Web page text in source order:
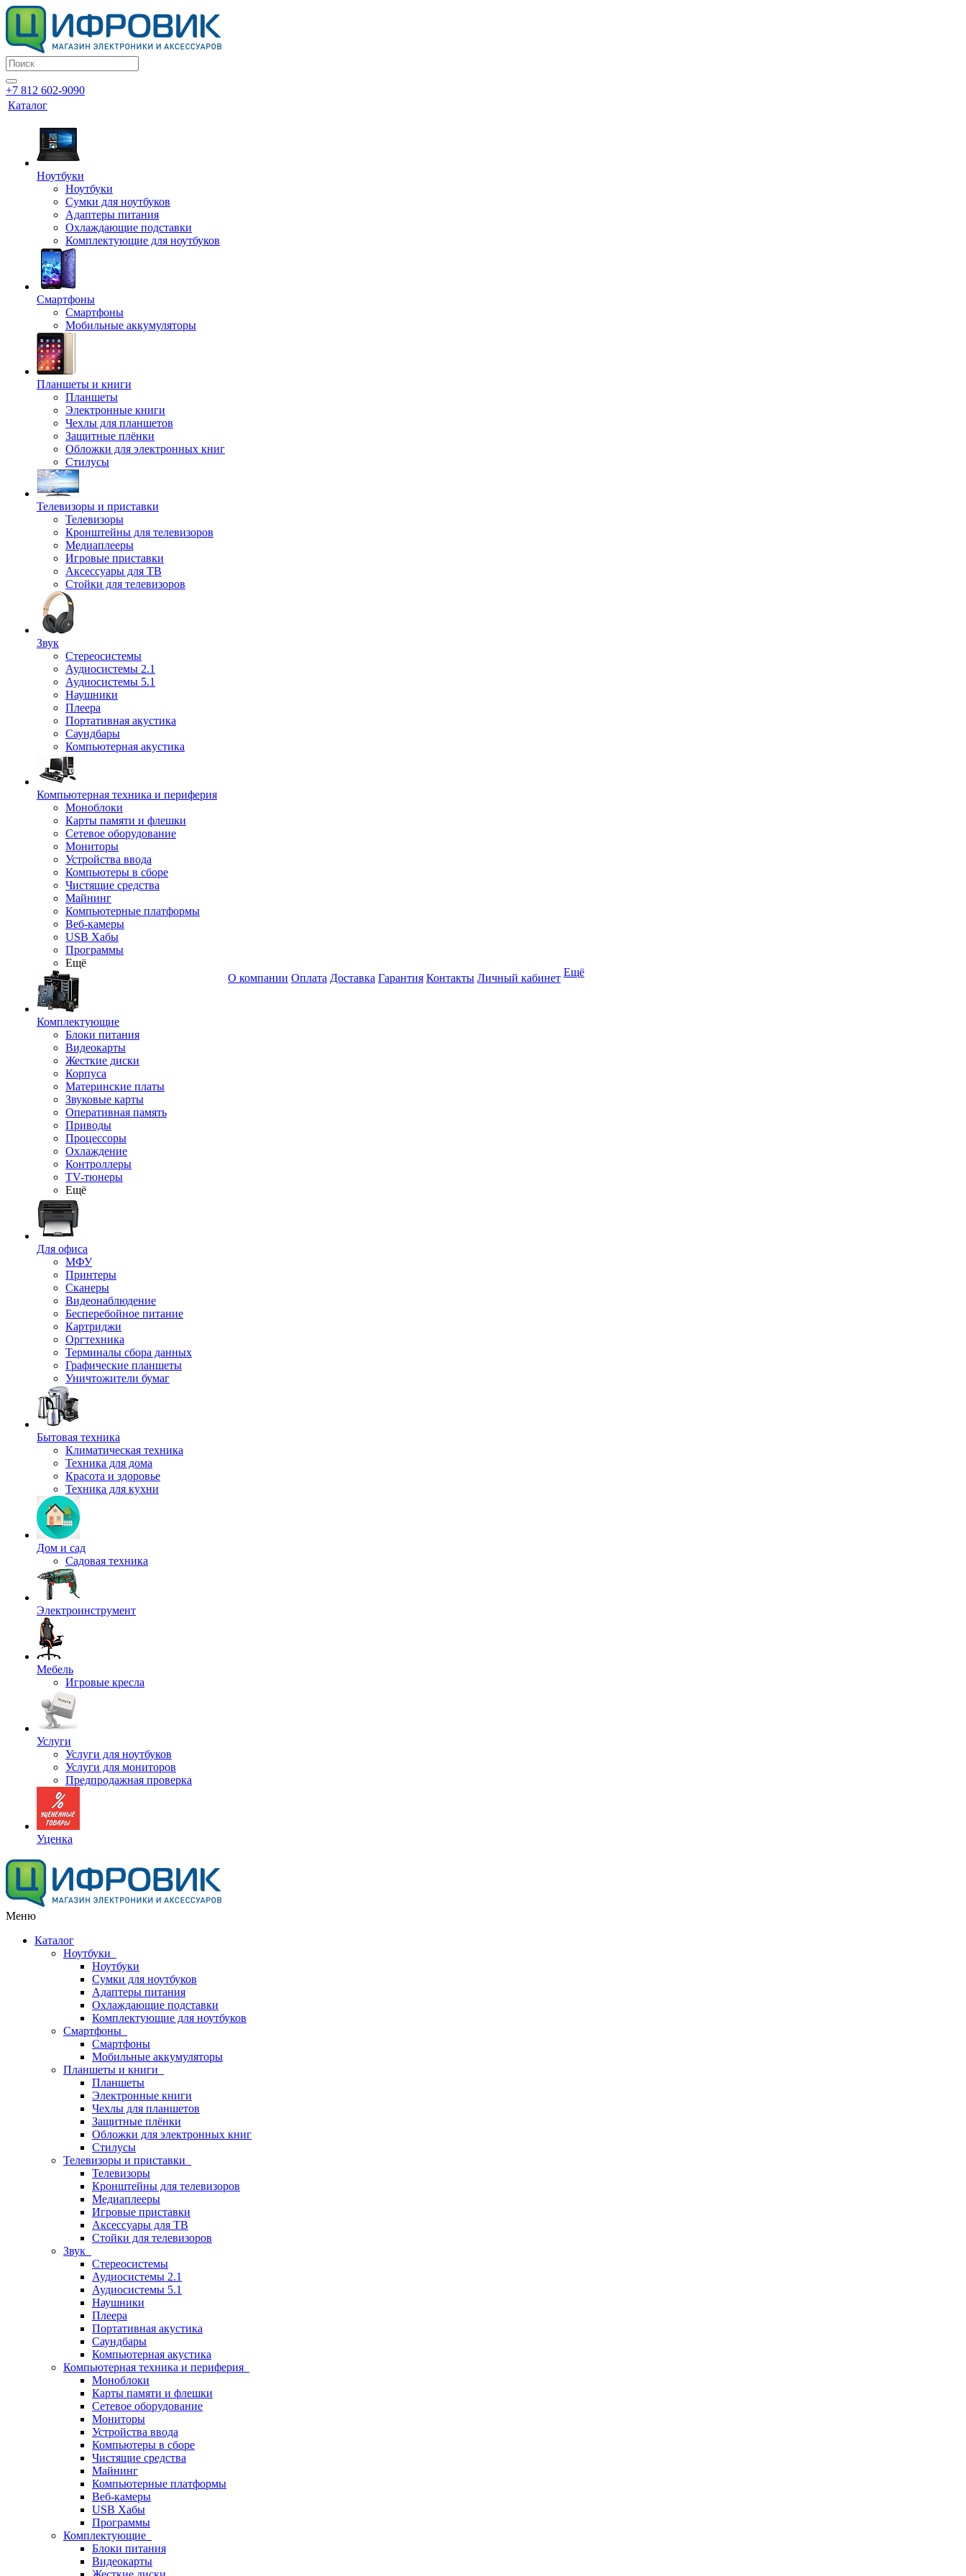
+7 812 602-9090
Каталог
Ноутбуки
Ноутбуки
Сумки для ноутбуков
Адаптеры питания
Охлаждающие подставки
Комплектующие для ноутбуков
Смартфоны
Смартфоны
Мобильные аккумуляторы
Планшеты и книги
Планшеты
Электронные книги
Чехлы для планшетов
Защитные плёнки
Обложки для электронных книг
Стилусы
Телевизоры и приставки
Телевизоры
Кронштейны для телевизоров
Медиаплееры
Игровые приставки
Аксессуары для ТВ
Стойки для телевизоров
Звук
Стереосистемы
Аудиосистемы 2.1
Аудиосистемы 5.1
Наушники
Плеера
Портативная акустика
Саундбары
Компьютерная акустика
Компьютерная техника и периферия
Моноблоки
Карты памяти и флешки
Сетевое оборудование
Мониторы
Устройства ввода
Компьютеры в сборе
Чистящие средства
Майнинг
Компьютерные платформы
Веб-камеры
USB Хабы
Программы
Ещё
Комплектующие
Блоки питания
Видеокарты
Жесткие диски
Корпуса
Материнские платы
Звуковые карты
Оперативная память
Приводы
Процессоры
Охлаждение
Контроллеры
TV-тюнеры
Ещё
Для офиса
МФУ
Принтеры
Сканеры
Видеонаблюдение
Бесперебойное питание
Картриджи
Оргтехника
Терминалы сбора данных
Графические планшеты
Уничтожители бумаг
Бытовая техника
Климатическая техника
Техника для дома
Красота и здоровье
Техника для кухни
Дом и сад
Садовая техника
Электроинструмент
Мебель
Игровые кресла
Услуги
Услуги для ноутбуков
Услуги для мониторов
Предпродажная проверка
Уценка
О компании Оплата Доставка Гарантия Контакты Личный кабинет Ещё
Меню
Каталог
Ноутбуки
Ноутбуки
Сумки для ноутбуков
Адаптеры питания
Охлаждающие подставки
Комплектующие для ноутбуков
Смартфоны
Смартфоны
Мобильные аккумуляторы
Планшеты и книги
Планшеты
Электронные книги
Чехлы для планшетов
Защитные плёнки
Обложки для электронных книг
Стилусы
Телевизоры и приставки
Телевизоры
Кронштейны для телевизоров
Медиаплееры
Игровые приставки
Аксессуары для ТВ
Стойки для телевизоров
Звук
Стереосистемы
Аудиосистемы 2.1
Аудиосистемы 5.1
Наушники
Плеера
Портативная акустика
Саундбары
Компьютерная акустика
Компьютерная техника и периферия
Моноблоки
Карты памяти и флешки
Сетевое оборудование
Мониторы
Устройства ввода
Компьютеры в сборе
Чистящие средства
Майнинг
Компьютерные платформы
Веб-камеры
USB Хабы
Программы
Комплектующие
Блоки питания
Видеокарты